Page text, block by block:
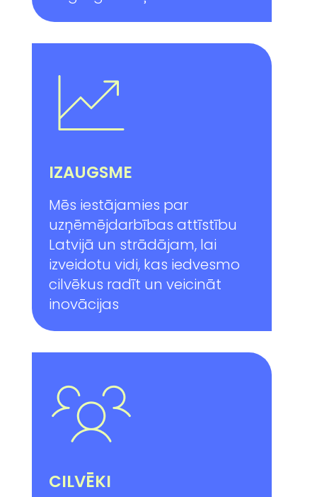
IZAUGSME
Mēs iestājamies par
uzņēmējdarbības attīstību
Latvijā un strādājam, lai
izveidotu vidi, kas iedvesmo
cilvēkus radīt un veicināt
inovācijas
CILVĒKI